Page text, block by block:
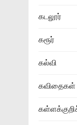
கடலூர்
கரூர்
கல்வி
கவிதைகள்